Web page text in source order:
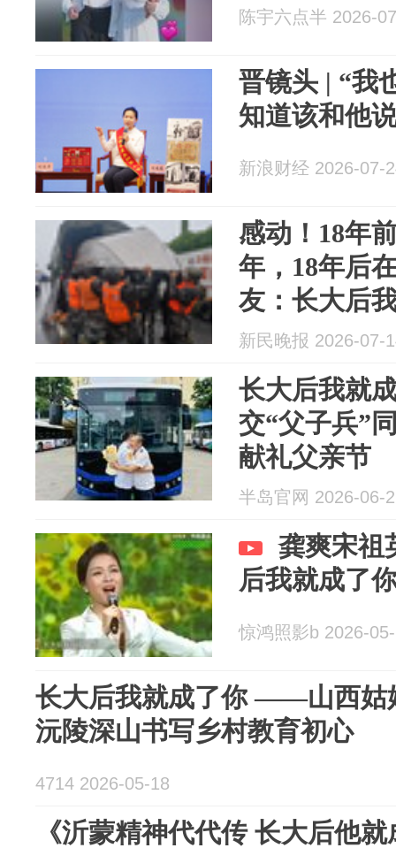
陈宇六点半 2026-
晋镜头 | “我
知道该和他
新浪财经 2026-07-
感动！18年
年，18年后
友：长大后
新民晚报 2026-07-
长大后我就
交“父子兵”
献礼父亲节
半岛官网 2026-06-
龚爽宋祖
后我就成了
惊鸿照影b 2026-
长大后我就成了你 ——山西姑
沅陵深山书写乡村教育初心
4714 2026-05-18
《沂蒙精神代代传 长大后他